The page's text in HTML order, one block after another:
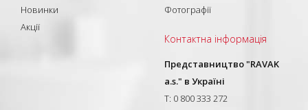
Новинки
Акції
Фотографії
Контактна інформація
Представництво "RAVAK
a.s." в Україні
T: 0 800 333 272